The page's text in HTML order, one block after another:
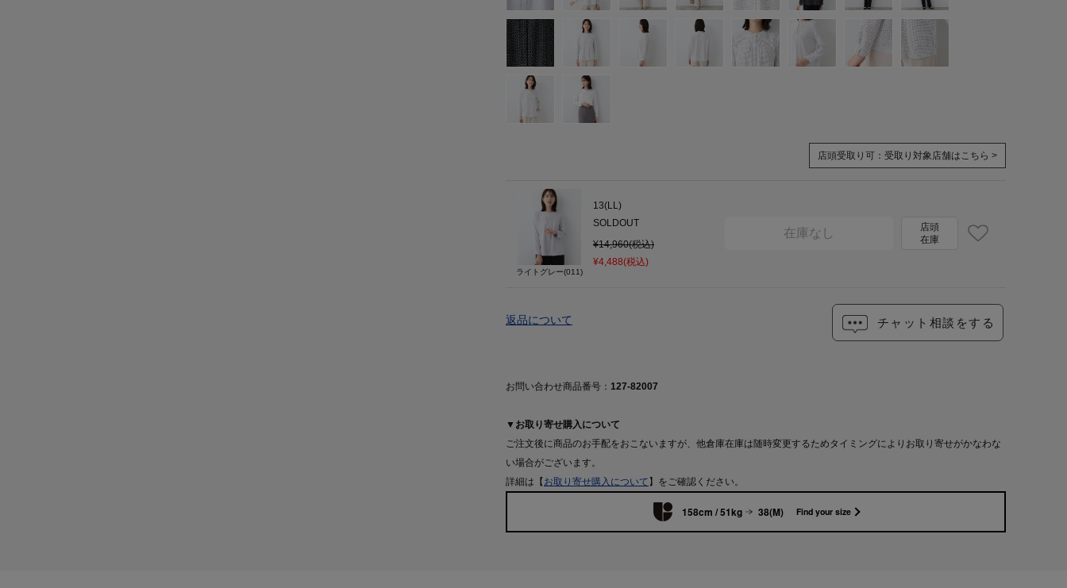
店頭受取り可： 受取り対象店舗はこちら >
ライトグレー(011)
13(LL)
SOLDOUT
¥14,960(税込)
¥4,488(税込)
在庫なし
店頭
在庫
チャット相談をする
返品について
お問い合わせ商品番号： 127-82007
▼お取り寄せ購入について
ご注文後に商品のお手配をおこないますが、他倉庫在庫は随時変更するためタイミングによりお取り寄せがかなわな
い場合がございます。
詳細は【 お取り寄せ購入について 】をご確認ください。
158cm / 51kg 38(M) Find your size